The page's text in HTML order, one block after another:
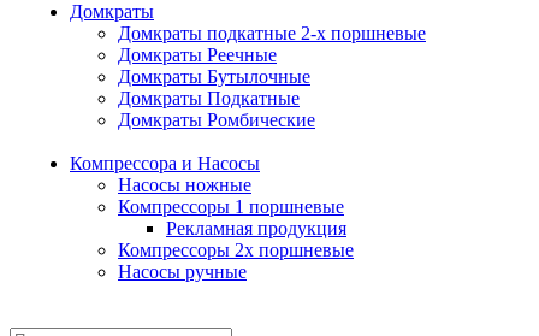
Домкраты
Домкраты подкатные 2-х поршневые
Домкраты Реечные
Домкраты Бутылочные
Домкраты Подкатные
Домкраты Ромбические
Компрессора и Насосы
Насосы ножные
Компрессоры 1 поршневые
Рекламная продукция
Компрессоры 2х поршневые
Насосы ручные